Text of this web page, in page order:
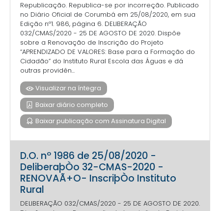
Republicação. Republica-se por incorreção. Publicado
no Diário Oficial de Corumbá em 25/08/2020, em sua
Edição nº1. 986, página 6. DELIBERAÇÃO
032/CMAS/2020 - 25 DE AGOSTO DE 2020. Dispõe
sobre a Renovação de Inscrição do Projeto
“APRENDIZADO DE VALORES: Base para a Formação do
Cidadão” do Instituto Rural Escola das Águas e dá
outras providên...
Visualizar na íntegra
Baixar diário completo
Baixar publicação com Assinatura Digital
D.O. nº 1986 de 25/08/2020 -
DeliberaþÒo 32-CMAS-2020 -
RENOVAÃ+O- InscriþÒo Instituto
Rural
DELIBERAÇÃO 032/CMAS/2020 - 25 DE AGOSTO DE 2020.